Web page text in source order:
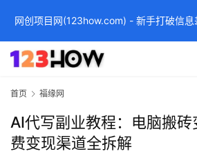
首页 福缘网
AI代写副业教程：电脑搬
费变现渠道全拆解
网创项目网(123how.com) - 新手打破信息